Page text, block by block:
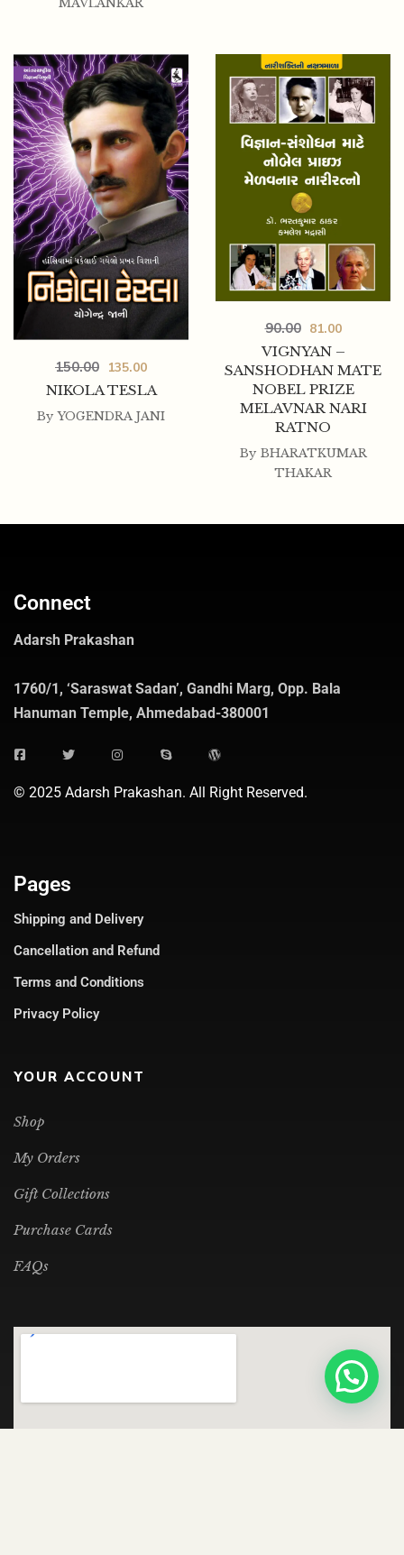
NIKOLA TESLA
150.00 135.00
By YOGENDRA JANI
VIGNYAN –
SANSHODHAN MATE
NOBEL PRIZE
MELAVNAR NARI
RATNO
90.00 81.00
By BHARATKUMAR
THAKAR
Connect
Adarsh Prakashan
1760/1, ‘Saraswat Sadan’, Gandhi Marg, Opp. Bala
Hanuman Temple, Ahmedabad-380001
© 2025 Adarsh Prakashan. All Right Reserved.
Pages
Shipping and Delivery
Cancellation and Refund
Terms and Conditions
Privacy Policy
YOUR ACCOUNT
Shop
My Orders
Gift Collections
Purchase Cards
FAQs